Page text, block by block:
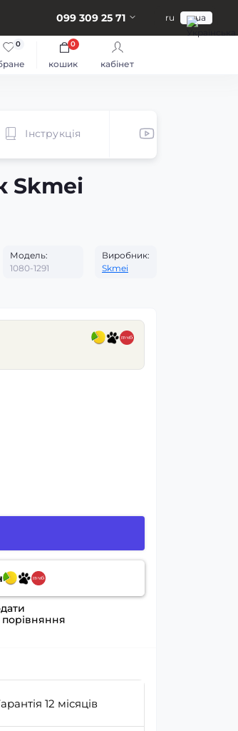
099 309 25 71 ru ua
0
кошик
0
кабінет
Інструкція
Skmei
Модель:
1080-1291
Виробник:
Skmei
12 місяців